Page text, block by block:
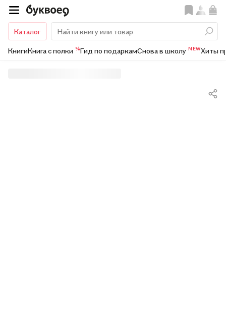
Каталог
КнигиКнига с полки %Гид по подаркамСнова в школу NEWХиты